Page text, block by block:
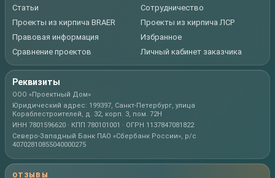
Статьи
Сотрудничество
Проекты из кирпича BRAER
Проекты из кирпича ЛСР
Правовая информация
Избранное
Сравнение проектов
Личный кабинет заказчика
Реквизиты
ООО «Проектный Дом»
Юридический адрес: 199397, Санкт-Петербург, улица
Кораблестроителей, д. 32, корп. 3, пом. 72Н
ИНН 7801596620 · КПП 780101001 · ОГРН 1137847081822
Северо-Западный Банк ПАО «Сбербанк России», р/с
40702810855040000275
ОТЗЫВЫ